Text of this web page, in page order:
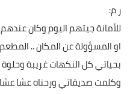
ر م:
للأمانة جيتهم اليوم وكان
او المسؤولة عن المكان ..
بحياتي كل النكهات غريبة وحلوة
وكلمت صديقاتي ورحناه عشا